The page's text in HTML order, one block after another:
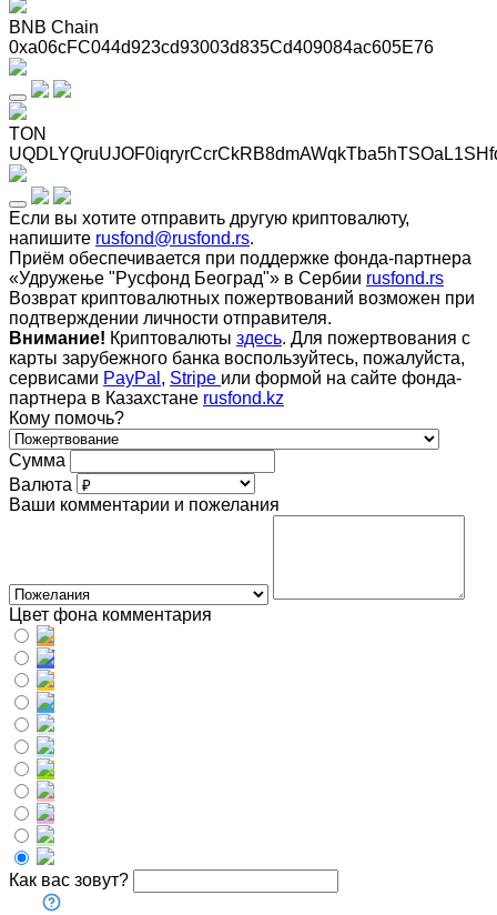
BNB Chain
0xa06cFC044d923cd93003d835Cd409084ac605E76
TON
Если вы хотите отправить другую криптовалюту,
напишите rusfond@rusfond.rs.
Приём обеспечивается при поддержке фонда-партнера
«Удружење "Русфонд Београд"» в Сербии rusfond.rs
Возврат криптовалютных пожертвований возможен при
подтверждении личности отправителя.
Внимание! Криптовалюты здесь. Для пожертвования с
карты зарубежного банка воспользуйтесь, пожалуйста,
сервисами PayPal , Stripe или формой на сайте фонда-
партнера в Казахстане rusfond.kz
Кому помочь?
Сумма
Валюта
Ваши комментарии и пожелания
Цвет фона комментария
Как вас зовут?